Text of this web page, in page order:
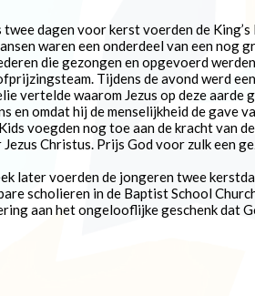
twee dagen voor kerst voerden de
waren een onderdeel van een
die gezongen en opgevoerd
Tijdens de avond werd
vertelde waarom Jezus op deze
en omdat hij de menselijkheid de gave
voegden nog toe aan de kracht van
Jezus Christus. Prijs God voor zulk een
later voerden de jongeren twee
scholieren in de Baptist School
aan het ongelooflijke geschenk dat